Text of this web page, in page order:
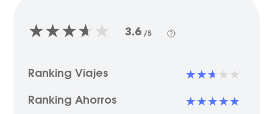
3.6 /5
Ranking Viajes
Ranking Ahorros